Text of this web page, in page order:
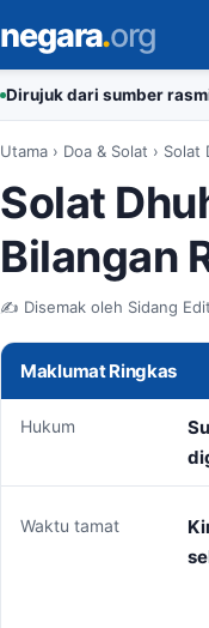
negara.org
Dirujuk dari sumber
Utama › Doa & Solat › Solat
Solat
Bilangan
✍️ Disemak oleh Sidang
Maklumat Ringkas
Hukum
Waktu tamat